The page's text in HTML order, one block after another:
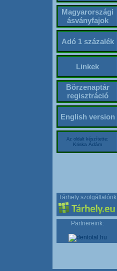
Magyarországi
ásványfajok
Adó 1 százalék
Linkek
Börzenaptár
regisztráció
English version
Az oldalt készítette:
Kriska Ádám
Tárhely szolgáltatónk
Partnereink: